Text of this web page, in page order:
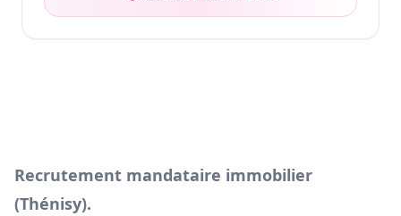
Recrutement mandataire immobilier
(Thénisy).